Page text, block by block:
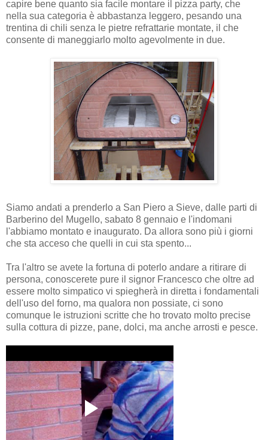
capire bene quanto sia facile montare il pizza party, che
nella sua categoria è abbastanza leggero, pesando una
trentina di chili senza le pietre refrattarie montate, il che
consente di maneggiarlo molto agevolmente in due.
Siamo andati a prenderlo a San Piero a Sieve, dalle parti di
Barberino del Mugello, sabato 8 gennaio e l'indomani
l'abbiamo montato e inaugurato. Da allora sono più i giorni
che sta acceso che quelli in cui sta spento...
Tra l'altro se avete la fortuna di poterlo andare a ritirare di
persona, conoscerete pure il signor Francesco che oltre ad
essere molto simpatico vi spiegherà in diretta i fondamentali
dell'uso del forno, ma qualora non possiate, ci sono
comunque le istruzioni scritte che ho trovato molto precise
sulla cottura di pizze, pane, dolci, ma anche arrosti e pesce.